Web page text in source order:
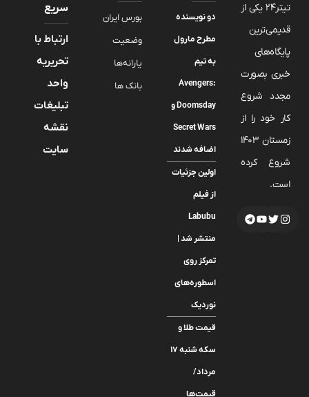
تیتر24 یکی از
قدیمی‌ترین
پایگاه‌های
خبری بصورت
مجدد شروع
کار خود را از
زمستان 1403
شروع کرده
است.
دو نویسنده
مطرح مارول
به تیم
Avengers:
Doomsday و
Secret Wars
اضافه شدند
اولین جزئیات
از فیلم
Labubu
منتشر شد |
تمرکز روی
اسطوره‌های
نوردیک
قیمت طلا و
سکه شنبه ۱۷
مرداد/
قیمت‌ها
بورس ایران
وضعیت
یارانه‌ها
بانک ها
سریع
ارتباط با
تحریریه
واحد
تبلیغات
نقشه
سایت